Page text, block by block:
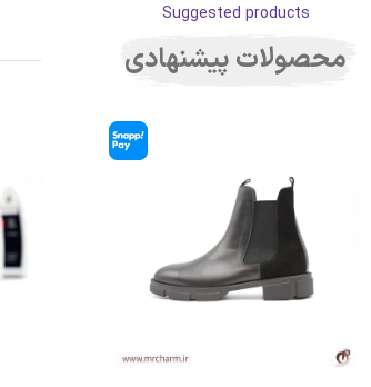
Suggested products
محصولات پیشنهادی